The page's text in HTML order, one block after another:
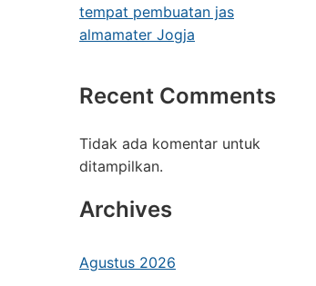
tempat pembuatan jas
almamater Jogja
Recent Comments
Tidak ada komentar untuk
ditampilkan.
Archives
Agustus 2026